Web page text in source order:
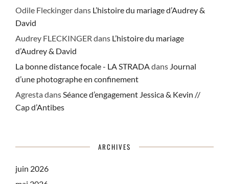
Odile Fleckingerdans L’histoire du mariage d’Audrey &
David
Audrey FLECKINGER dans L’histoire du mariage
d’Audrey & David
La bonne distance focale - LA STRADA dans Journal
d’une photographe en confinement
Agrestadans Séance d’engagement Jessica & Kevin //
Cap d’Antibes
ARCHIVES
juin 2026